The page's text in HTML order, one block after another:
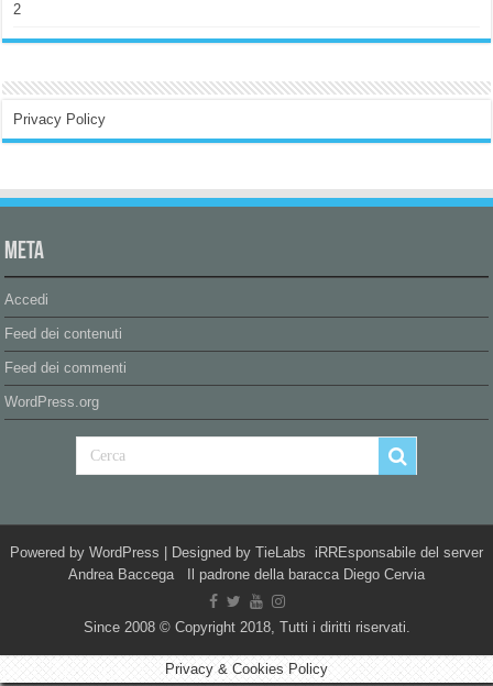
2
Privacy Policy
Meta
Accedi
Feed dei contenuti
Feed dei commenti
WordPress.org
Powered by WordPress | Designed by TieLabs iRREsponsabile del server
Andrea Baccega Il padrone della baracca Diego Cervia
Since 2008 © Copyright 2018, Tutti i diritti riservati.
Privacy & Cookies Policy